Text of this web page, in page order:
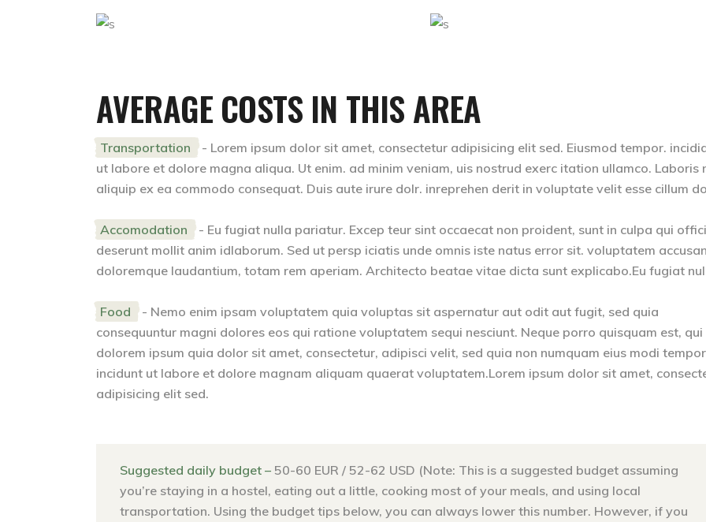
AVERAGE COSTS IN THIS AREA
Transportation - Lorem ipsum dolor sit amet, consectetur adipisicing elit sed. Eiusmod tempor.
ut labore et dolore magna aliqua. Ut enim. ad minim veniam, uis nostrud exerc itation ullamco. Laboris
aliquip ex ea commodo consequat. Duis aute irure dolr. inreprehen derit in voluptate velit esse cillum
Accomodation - Eu fugiat nulla pariatur. Excep teur sint occaecat non proident, sunt in culpa qui
deserunt mollit anim idlaborum. Sed ut persp iciatis unde omnis iste natus error sit. voluptatem
doloremque laudantium, totam rem aperiam. Architecto beatae vitae dicta sunt explicabo.Eu fugiat
Food - Nemo enim ipsam voluptatem quia voluptas sit aspernatur aut odit aut fugit, sed quia
consequuntur magni dolores eos qui ratione voluptatem sequi nesciunt. Neque porro quisquam est, qui
dolorem ipsum quia dolor sit amet, consectetur, adipisci velit, sed quia non numquam eius modi
incidunt ut labore et dolore magnam aliquam quaerat voluptatem.Lorem ipsum dolor sit amet,
adipisicing elit sed.
Suggested daily budget – 50-60 EUR / 52-62 USD (Note: This is a suggested budget assuming
you’re staying in a hostel, eating out a little, cooking most of your meals, and using local
transportation. Using the budget tips below, you can always lower this number. However, if you